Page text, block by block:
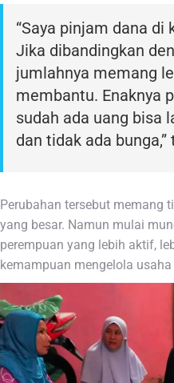
“Saya pinjam dana di
Jika dibandingkan
jumlahnya memang
membantu. Enaknya
sudah ada uang bisa
dan tidak ada
Perubahan tersebut memang
yang besar. Namun mulai
perempuan yang lebih aktif,
kemampuan mengelola